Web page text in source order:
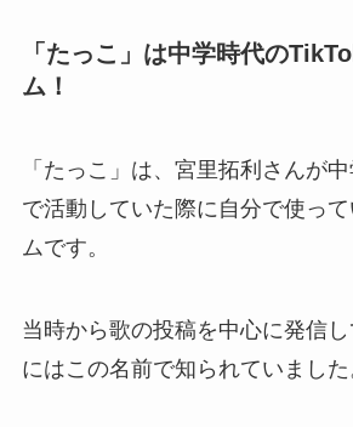
「たっこ」は中学時代の
ム！
「たっこ」は、宮里拓利さんが
で活動していた際に自分で使っ
ムです。
当時から歌の投稿を中心に発信
にはこの名前で知られていました